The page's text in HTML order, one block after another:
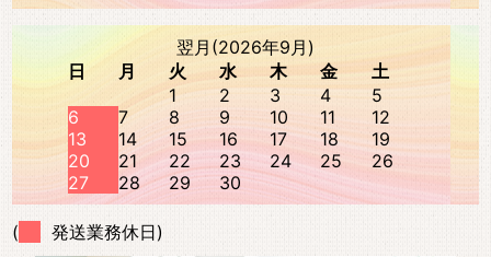
翌月(2026年9月)
日
月 火 水 木 金
土
1
2 3 4
5
6
7 8 9 10 11
12
13
14 15 16 17 18
19
20
21 22 23 24 25
26
27
28 29 30
( 発送業務休日)